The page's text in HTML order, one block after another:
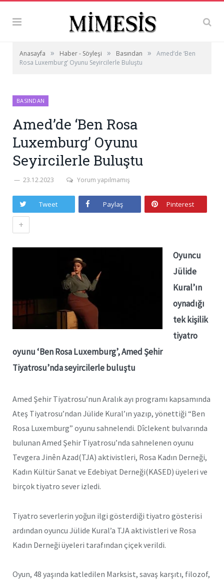
Anasayfa » Haber - Söyleşi » Basından »
Amed’de ‘Ben
Rosa Luxemburg’ Oyunu Seyircilerle Buluştu
BASINDAN
Amed’de ‘Ben Rosa
Luxemburg’ Oyunu
Seyircilerle Buluştu
23.12.2023 Yorum yapılmamış
Tweet Paylaş Pinterest
+
Oyuncu
Jülide
Kural’ın
oynadığı
tek kişilik
tiyatro
oyunu ‘Ben Rosa Luxemburg’, Amed Şehir
Tiyatrosu’nda seyircilerle buluştu
Amed Şehir Tiyatrosu’nun Aralık ayı programı kapsamında
Ateş Tiyatrosu’ndan Jülide Kural’ın yazıp, yönettiği “Ben
Rosa Luxemburg” oyunu sahnelendi. Dîclekent bulvarında
bulunan Amed Şehir Tiyatrosu’nda sahnelenen oyunu
Tevgera Jinên Azad(TJA) aktivistleri, Rosa Kadın Derneği,
Kadın Kültür Sanat ve Edebiyat Derneği(KASED) üyeleri ve
birçok tiyatro sever izledi.
Tiyatro severlerin yoğun ilgi gösterdiği tiyatro gösterisi
ardından oyuncu Jülide Kural’a TJA aktivistleri ve Rosa
Kadın Derneği üyeleri tarafından çiçek verildi.
Oyun, 48 yaşında katledilen Marksist, savaş karşıtı, filozof,